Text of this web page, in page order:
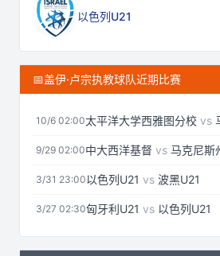
以色列U21
📅盖伊·卢宗执教球队近期比赛
10/6 02:00太平洋大学西雅图分校 vs
9/29 02:00中大西洋基督 vs 马克尼斯
3/31 23:00以色列U21 vs 波黑U21
3/27 02:30匈牙利U21 vs 以色列U21